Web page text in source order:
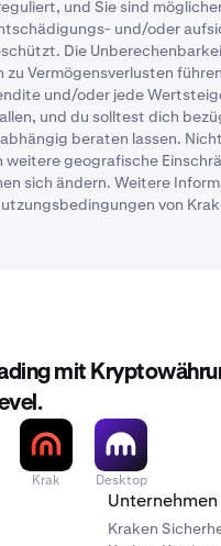
der Unbonding-Zeitraum
Unbonding-
der Unbonding-Zeitraum
Mehr
Staking.
kommen (Verlust
böswillige
findest du in
und Sie sind
und/oder
Die
Vermögensverlusten
und/oder jede
und du solltest dich
beraten lassen.
weitere geografische
sich ändern. Weitere
von
mit
Krak Desktop
Unternehmen
Kraken